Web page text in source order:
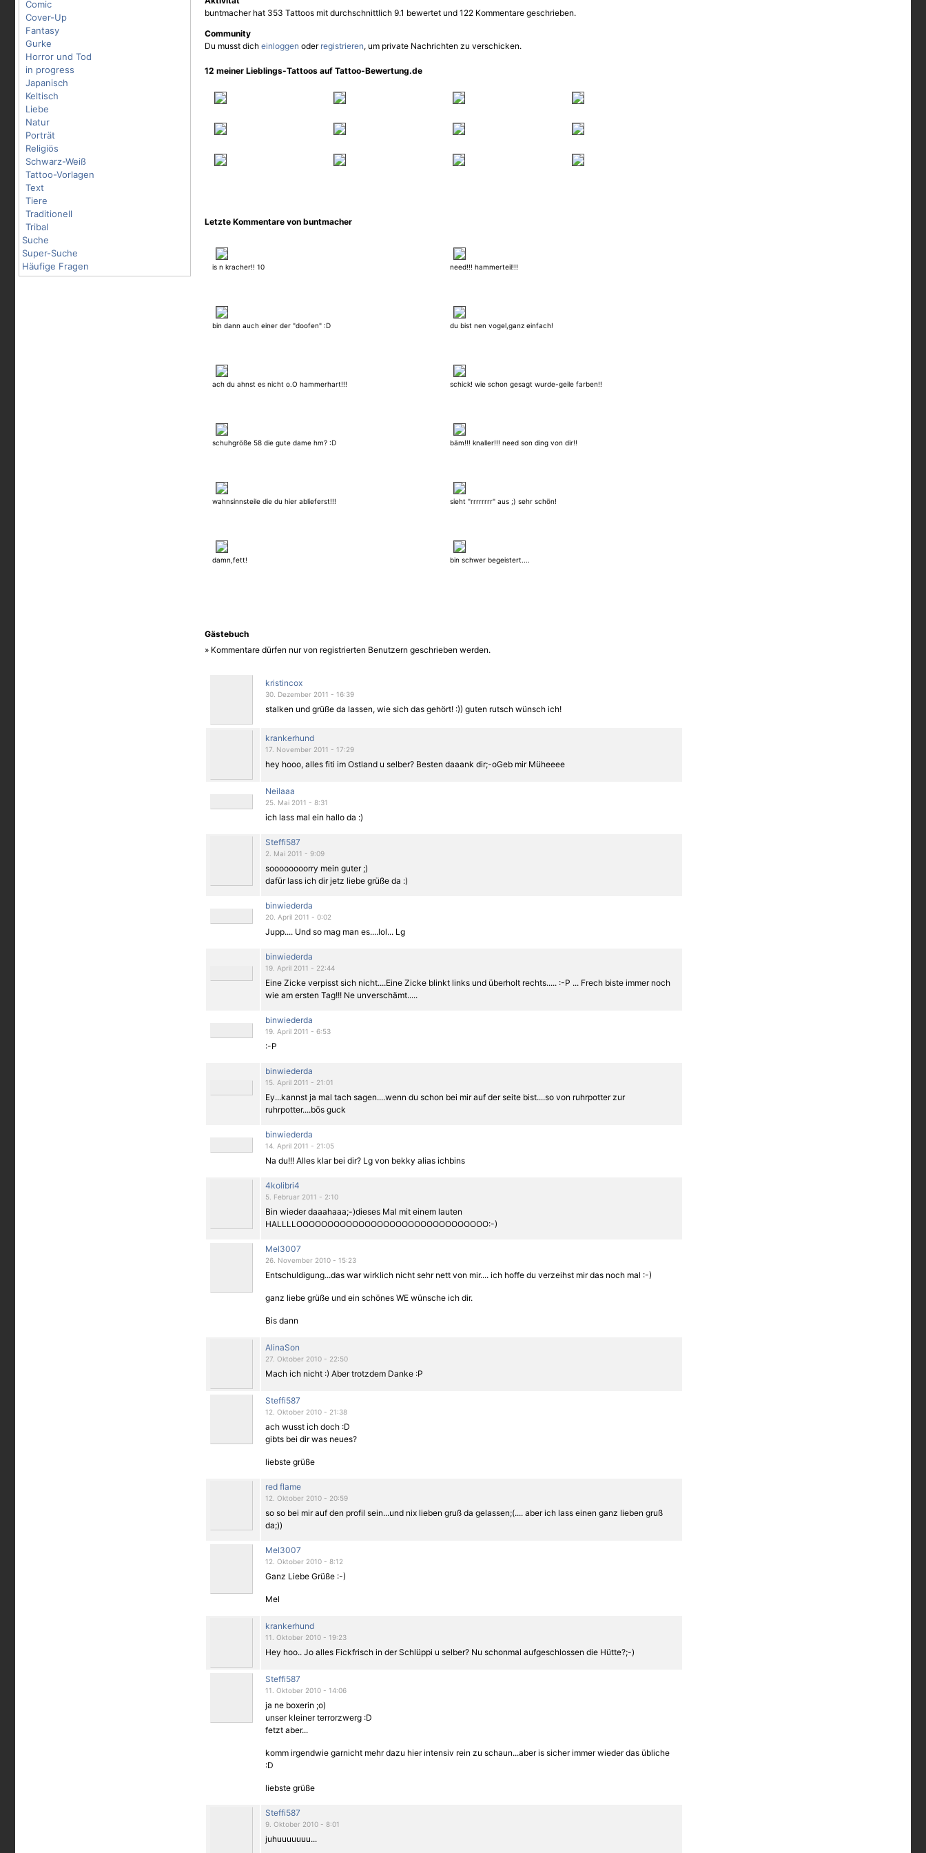
Comic
Cover-Up
Fantasy
Gurke
Horror und Tod
in progress
Japanisch
Keltisch
Liebe
Natur
Porträt
Religiös
Schwarz-Weiß
Tattoo-Vorlagen
Text
Tiere
Traditionell
Tribal
Suche
Super-Suche
Häufige Fragen
buntmacher hat 353 Tattoos mit durchschnittlich 9.1 bewertet und 122 Kommentare geschrieben.
Community
Du musst dich einloggen oder registrieren, um private Nachrichten zu verschicken.
12 meiner Lieblings-Tattoos auf Tattoo-Bewertung.de
Letzte Kommentare von buntmacher
is n kracher!! 10 need!!! hammerteil!!!
bin dann auch einer der "doofen" :D du bist nen vogel,ganz einfach!
ach du ahnst es nicht o.O hammerhart!!! schick! wie schon gesagt wurde-geile farben!!
schuhgröße 58 die gute dame hm? :D bäm!!! knaller!!! need son ding von dir!!
wahnsinnsteile die du hier ablieferst!!! sieht "rrrrrrrr" aus ;) sehr schön!
damn,fett! bin schwer begeistert....
Gästebuch
» Kommentare dürfen nur von registrierten Benutzern geschrieben werden.
kristincox
30. Dezember 2011 - 16:39
stalken und grüße da lassen, wie sich das gehört! :)) guten rutsch wünsch ich!
krankerhund
17. November 2011 - 17:29
hey hooo, alles fiti im Ostland u selber? Besten daaank dir;-oGeb mir Müheeee
Neilaaa
25. Mai 2011 - 8:31
ich lass mal ein hallo da :)
Steffi587
2. Mai 2011 - 9:09
soooooooorry mein guter ;)
dafür lass ich dir jetz liebe grüße da :)
binwiederda
20. April 2011 - 0:02
Jupp.... Und so mag man es....lol... Lg
binwiederda
19. April 2011 - 22:44
Eine Zicke verpisst sich nicht....Eine Zicke blinkt links und überholt rechts..... :-P ... Frech biste immer noch
wie am ersten Tag!!! Ne unverschämt.....
binwiederda
19. April 2011 - 6:53
:-P
binwiederda
15. April 2011 - 21:01
Ey...kannst ja mal tach sagen....wenn du schon bei mir auf der seite bist....so von ruhrpotter zur
ruhrpotter....bös guck
binwiederda
14. April 2011 - 21:05
Na du!!! Alles klar bei dir? Lg von bekky alias ichbins
4kolibri4
5. Februar 2011 - 2:10
Bin wieder daaahaaa;-)dieses Mal mit einem lauten
HALLLLOOOOOOOOOOOOOOOOOOOOOOOOOOOOOOO:-)
Mel3007
26. November 2010 - 15:23
Entschuldigung...das war wirklich nicht sehr nett von mir.... ich hoffe du verzeihst mir das noch mal :-)
ganz liebe grüße und ein schönes WE wünsche ich dir.
Bis dann
AlinaSon
27. Oktober 2010 - 22:50
Mach ich nicht :) Aber trotzdem Danke :P
Steffi587
12. Oktober 2010 - 21:38
ach wusst ich doch :D
gibts bei dir was neues?
liebste grüße
red flame
12. Oktober 2010 - 20:59
so so bei mir auf den profil sein...und nix lieben gruß da gelassen;(.... aber ich lass einen ganz lieben gruß
da;))
Mel3007
12. Oktober 2010 - 8:12
Ganz Liebe Grüße :-)
Mel
krankerhund
11. Oktober 2010 - 19:23
Hey hoo.. Jo alles Fickfrisch in der Schlüppi u selber? Nu schonmal aufgeschlossen die Hütte?;-)
Steffi587
11. Oktober 2010 - 14:06
ja ne boxerin ;o)
unser kleiner terrorzwerg :D
fetzt aber...
komm irgendwie garnicht mehr dazu hier intensiv rein zu schaun...aber is sicher immer wieder das übliche
:D
liebste grüße
Steffi587
9. Oktober 2010 - 8:01
juhuuuuuuu...